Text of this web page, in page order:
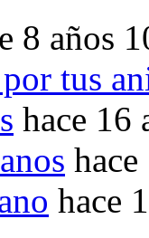
8 años
tus
hace 16
hace